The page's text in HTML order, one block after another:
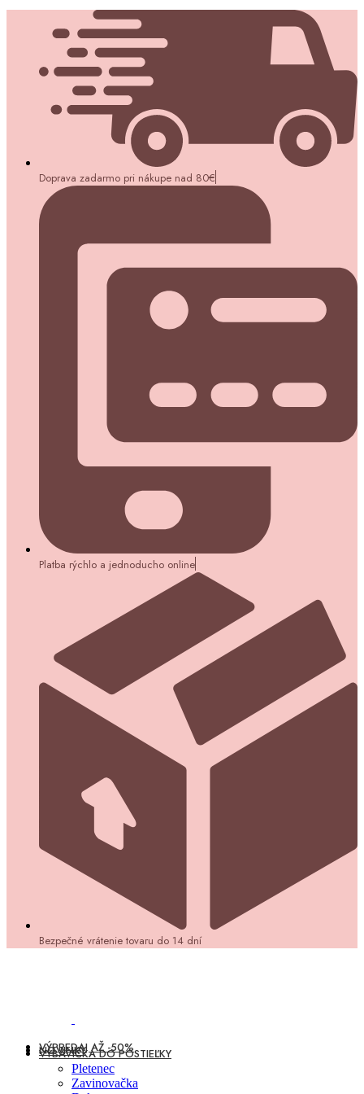
Doprava zadarmo pri nákupe nad 80€
Platba rýchlo a jednoducho online
Bezpečné vrátenie tovaru do 14 dní
VÝPREDAJ AŽ -50%
NOVINKY
VÝBAVIČKA DO POSTIEĽKY
Pletenec
Zavinovačka